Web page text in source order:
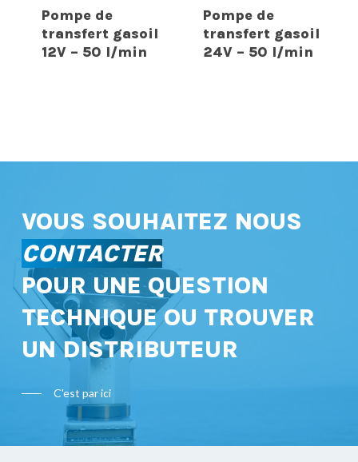
Pompe de
transfert gasoil
12V – 50 l/min
Pompe de
transfert gasoil
24V – 50 l/min
VOUS SOUHAITEZ NOUS
CONTACTER
POUR UNE QUESTION
TECHNIQUE OU TROUVER
UN DISTRIBUTEUR
C'est par ici